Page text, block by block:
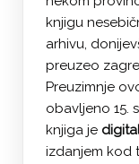
knjigu
arhivu,
preuzeo
Preuzimnje
obavljeno 15.
knjiga je
izdanjem kod